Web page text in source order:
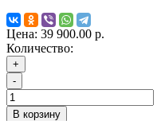
Цена: 39 900.00 р.
Количество:
+
-
В корзину